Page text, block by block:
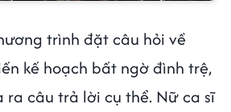
trình đặt câu hỏi về
kế hoạch bất ngờ đình trệ,
ra câu trả lời cụ thể. Nữ ca sĩ